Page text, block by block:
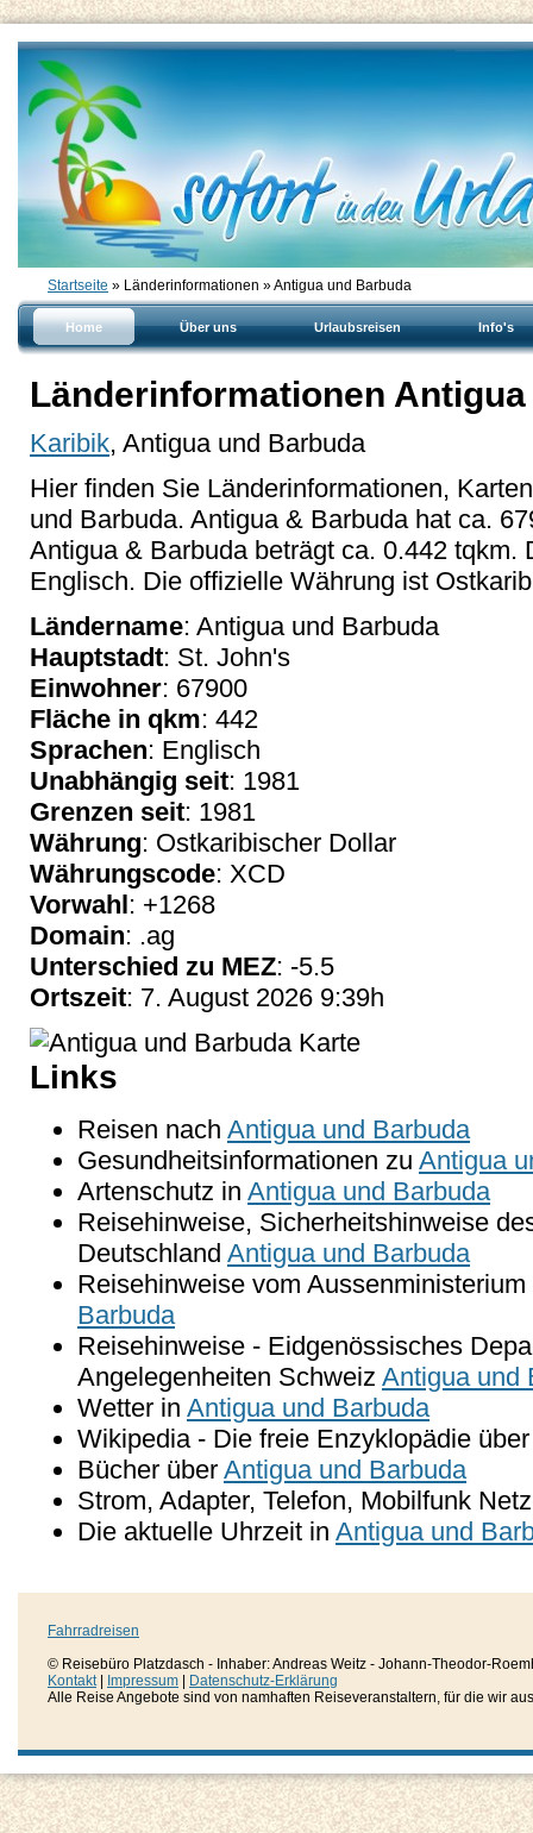
Startseite » Länderinformationen » Antigua und Barbuda
Home Über uns Urlaubsreisen Info's
Länderinformationen
Karibik, Antigua und Barbuda
Hier finden Sie Länderinformationen,
und Barbuda. Antigua & Barbuda hat ca.
Antigua & Barbuda beträgt ca. 0.442 tqkm.
Englisch. Die offizielle Währung ist
Ländername: Antigua und Barbuda
Hauptstadt: St. John's
Einwohner: 67900
Fläche in qkm: 442
Sprachen: Englisch
Unabhängig seit: 1981
Grenzen seit: 1981
Währung: Ostkaribischer Dollar
Währungscode: XCD
Vorwahl: +1268
Domain: .ag
Unterschied zu MEZ: -5.5
Ortszeit: 7. August 2026 9:39h
Links
Reisen nach Antigua und Barbuda
Gesundheitsinformationen zu Antigua
Artenschutz in Antigua und Barbuda
Reisehinweise, Sicherheitshinweise
Deutschland Antigua und Barbuda
Reisehinweise vom
Barbuda
Reisehinweise - Eidgenössisches
Angelegenheiten Schweiz Antigua und
Wetter in Antigua und Barbuda
Wikipedia - Die freie Enzyklopädie
Bücher über Antigua und Barbuda
Strom, Adapter, Telefon, Mobilfunk
Die aktuelle Uhrzeit in Antigua und
Fahrradreisen
© Reisebüro Platzdasch - Inhaber: Andreas Weitz - Johann-Theodor-
Kontakt| Impressum
Datenschutz-Erklärung
Alle Reise Angebote sind von namhaften Reiseveranstaltern, für die wir